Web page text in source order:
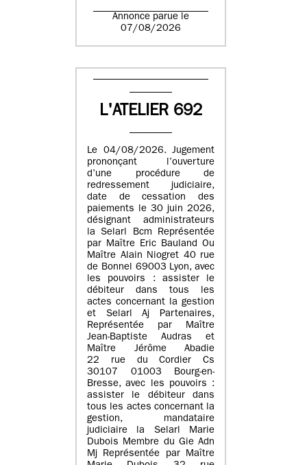
Annonce parue le
07/08/2026
L'ATELIER 692
Le 04/08/2026. Jugement
prononçant l’ouverture
d’une procédure de
redressement judiciaire,
date de cessation des
paiements le 30 juin 2026,
désignant administrateurs
la Selarl Bcm Représentée
par Maître Eric Bauland Ou
Maître Alain Niogret 40 rue
de Bonnel 69003 Lyon, avec
les pouvoirs : assister le
débiteur dans tous les
actes concernant la gestion
et Selarl Aj Partenaires,
Représentée par Maître
Jean-Baptiste Audras et
Maître Jérôme Abadie
22 rue du Cordier Cs
30107 01003 Bourg-en-
Bresse, avec les pouvoirs :
assister le débiteur dans
tous les actes concernant la
gestion, mandataire
judiciaire la Selarl Marie
Dubois Membre du Gie Adn
Mj Représentée par Maître